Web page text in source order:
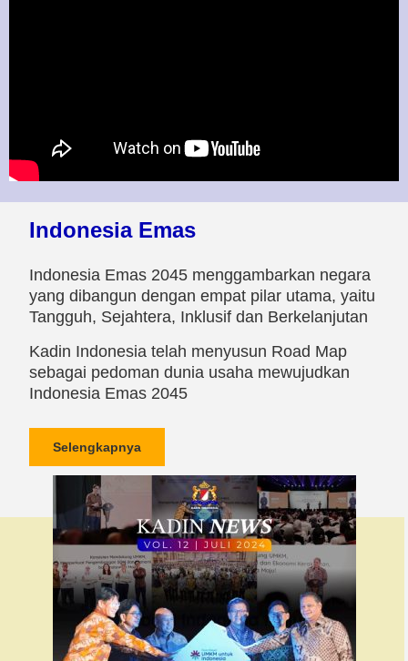
Indonesia Emas
Indonesia Emas 2045 menggambarkan negara
yang dibangun dengan empat pilar utama, yaitu
Tangguh, Sejahtera, Inklusif dan Berkelanjutan
Kadin Indonesia telah menyusun Road Map
sebagai pedoman dunia usaha mewujudkan
Indonesia Emas 2045
Selengkapnya